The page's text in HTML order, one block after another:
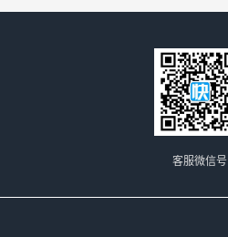
客服微信号